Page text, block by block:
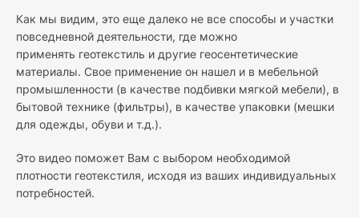
Как мы видим, это еще далеко не все способы и участки
повседневной деятельности, где можно
применять геотекстиль и другие геосентетические
материалы. Свое применение он нашел и в мебельной
промышленности (в качестве подбивки мягкой мебели), в
бытовой технике (фильтры), в качестве упаковки (мешки
для одежды, обуви и т.д.).
Это видео поможет Вам с выбором необходимой
плотности геотекстиля, исходя из ваших индивидуальных
потребностей.